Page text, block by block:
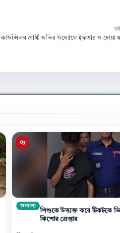
কাউন্সিলর প্রার্থী অভির উদ্যোগে ইফতার ও দোয়া
অন্যান্য
শিশুকে উত্ত্যক্ত করে টিকটকে
কিশোর গ্রেপ্তার